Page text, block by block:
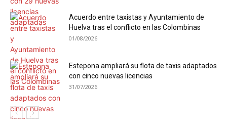
Acuerdo entre taxistas y Ayuntamiento de
Huelva tras el conflicto en las Colombinas
01/08/2026
Estepona ampliará su flota de taxis adaptados
con cinco nuevas licencias
31/07/2026